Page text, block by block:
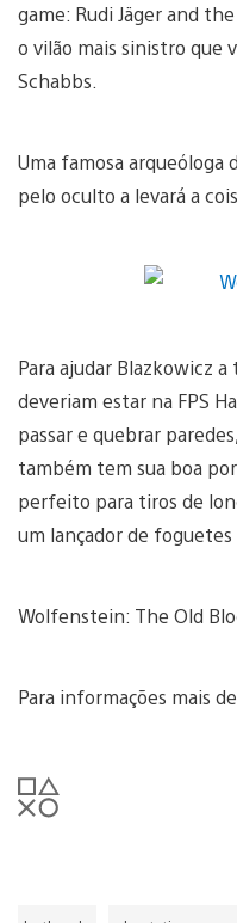
game: Rudi Jäger and
o vilão mais sinistro que
Schabbs.
Uma famosa arqueóloga
pelo oculto a levará a
Para ajudar Blazkowicz
deveriam estar na FPS
passar e quebrar
também tem sua boa
perfeito para tiros de
um lançador de foguetes
Wolfenstein: The Old
Para informações mais